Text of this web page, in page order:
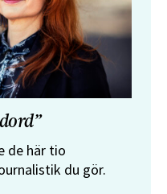
de här tio
du gör.